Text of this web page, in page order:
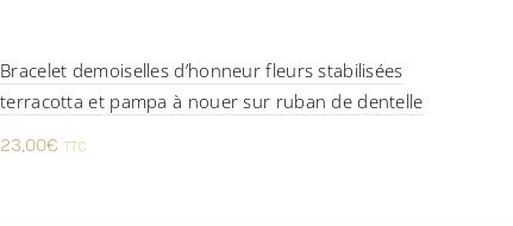
Bracelet demoiselles d’honneur fleurs stabilisées
terracotta et pampa à nouer sur ruban de dentelle
23,00€ TTC